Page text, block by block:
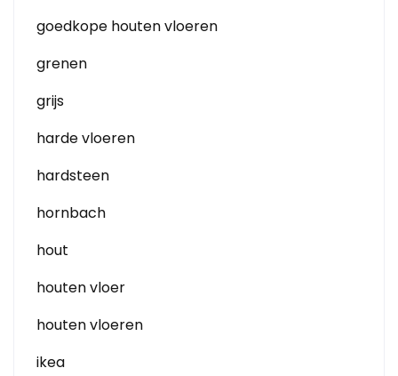
goedkope houten vloeren
grenen
grijs
harde vloeren
hardsteen
hornbach
hout
houten vloer
houten vloeren
ikea